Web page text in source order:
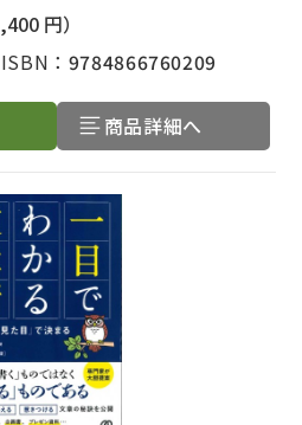
円）
ISBN： 9784866760209
商品詳細へ